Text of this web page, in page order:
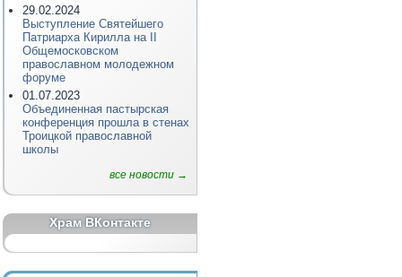
29.02.2024
Выступление Святейшего
Патриарха Кирилла на II
Общемосковском
православном молодежном
форуме
01.07.2023
Объединенная пастырская
конференция прошла в стенах
Троицкой православной
школы
все новости →
Храм ВКонтакте